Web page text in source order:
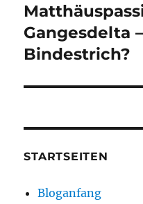
Beitrag:
Gangesdelta
Bindestrich?
STARTSEITEN
Bloganfang